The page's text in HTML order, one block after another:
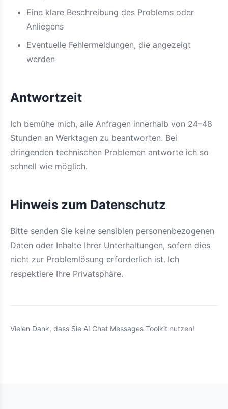
Eine klare Beschreibung des Problems oder
Anliegens
Eventuelle Fehlermeldungen, die angezeigt
werden
Antwortzeit
Ich bemühe mich, alle Anfragen innerhalb von 24–48
Stunden an Werktagen zu beantworten. Bei
dringenden technischen Problemen antworte ich so
schnell wie möglich.
Hinweis zum Datenschutz
Bitte senden Sie keine sensiblen personenbezogenen
Daten oder Inhalte Ihrer Unterhaltungen, sofern dies
nicht zur Problemlösung erforderlich ist. Ich
respektiere Ihre Privatsphäre.
Vielen Dank, dass Sie AI Chat Messages Toolkit nutzen!